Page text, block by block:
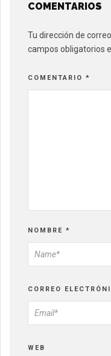
COMENTARIOS
Tu dirección de
campos obligatorios
COMENTARIO *
NOMBRE *
CORREO
WEB